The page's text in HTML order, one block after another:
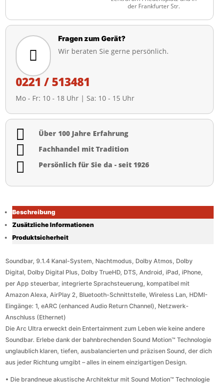
der Frankfurter Str.

Fragen zum Gerät?
Wir beraten Sie gerne persönlich.
0221 / 513481
Mo - Fr: 10 - 18 Uhr | Sa: 10 - 15 Uhr
 Über 100 Jahre Erfahrung
 Fachhandel mit Tradition
 Persönlich für Sie da - seit 1926
Beschreibung
Zusätzliche Informationen
Produktsicherheit
Soundbar, 9.1.4 Kanal-System, Nachtmodus, Dolby Atmos, Dolby
Digital, Dolby Digital Plus, Dolby TrueHD, DTS, Android, iPad, iPhone,
per App steuerbar, integrierte Sprachsteuerung, kompatibel mit
Amazon Alexa, AirPlay 2, Bluetooth-Schnittstelle, Wireless Lan, HDMI-
Eingänge: 1, eARC (enhanced Audio Return Channel), Netzwerk-
Anschluss (Ethernet)
Die Arc Ultra erweckt dein Entertainment zum Leben wie keine andere
Soundbar. Erlebe dank der bahnbrechenden Sound Motion™ Technologie
unglaublich klaren, tiefen, ausbalancierten und präzisen Sound, der dich
aus jeder Richtung umgibt – alles in einem einzigartigen Design.
• Die brandneue akustische Architektur mit Sound Motion™ Technologie